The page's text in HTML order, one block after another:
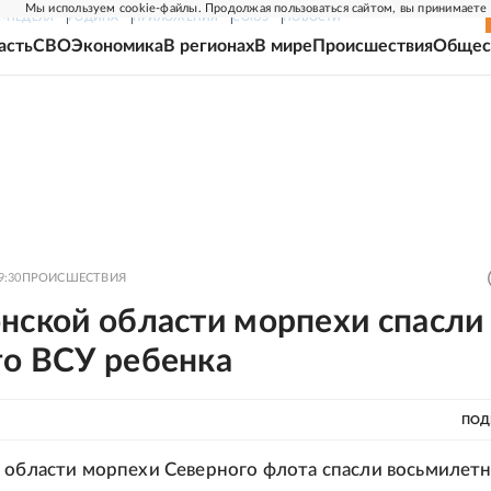
Мы используем cookie-файлы. Продолжая пользоваться сайтом, вы принимаете
НЕДЕЛЯ РОДИНА ПРИЛОЖЕНИЯ СОЮЗ НОВОСТИ
СВОЭкономикаВ регионахВ мире Происшествия
ПРОИСШЕСТВИЯ
области морпехи спасли
ВСУ ребенка
области морпехи Северного флота спасли